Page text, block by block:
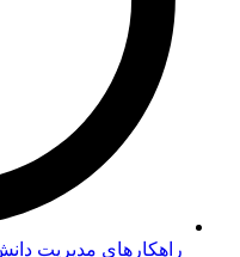
راهکارهای مدیریت